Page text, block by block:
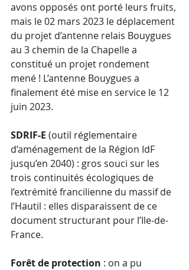
avons opposés ont porté leurs fruits,
mais le 02 mars 2023 le déplacement
du projet d’antenne relais Bouygues
au 3 chemin de la Chapelle a
constitué un projet rondement
mené ! L’antenne Bouygues a
finalement été mise en service le 12
juin 2023.
SDRIF-E (outil réglementaire
d’aménagement de la Région IdF
jusqu’en 2040) : gros souci sur les
trois continuités écologiques de
l’extrémité francilienne du massif de
l’Hautil : elles disparaissent de ce
document structurant pour l’Ile-de-
France.
Forêt de protection : on a pu